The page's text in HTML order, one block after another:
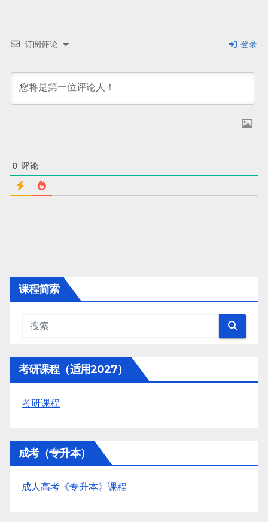
订阅评论 登录
0 评论
课程简索
考研课程（适用2027）
考研课程
成考（专升本）
成人高考《专升本》课程